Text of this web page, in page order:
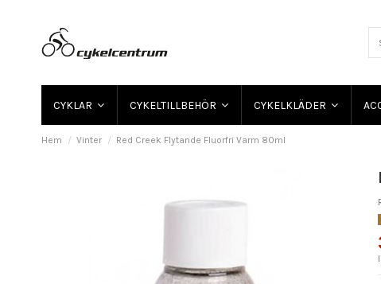
CYKLAR CYKELTILLBEHÖR CYKELKLÄDER
Hem Vinter Red Creek Flytande Fluorfri Varm 80ml